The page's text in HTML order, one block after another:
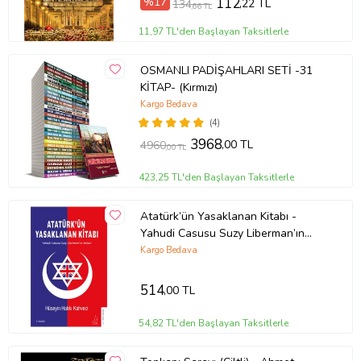
134,66 TL ,22 TL
11,97 TL'den Başlayan Taksitlerle
OSMANLI PADİŞAHLARI SETİ -31
KİTAP- (Kırmızı)
(4)
Kargo Bedava
4960,00 TL 3968,00 TL
423,25 TL'den Başlayan Taksitlerle
Atatürk’ün Yasaklanan Kitabı -
Yahudi Casusu Suzy Liberman’ın
Anıları
Kargo Bedava
514,00 TL
54,82 TL'den Başlayan Taksitlerle